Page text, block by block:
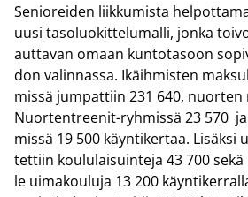
Se­nio­rei­den liik­ku­mis­ta
uusi ta­so­luo­kit­te­lu­mal­li, jonka
aut­ta­van omaan kun­to­ta­soon
don va­lin­nas­sa. Ikäih­mis­ten
mis­sä jum­pat­tiin 231 640,
Nuortentreenit-​ryhmissä 23 570
mis­sä 19 500 käyn­ti­ker­taa. Li­säk­si
tet­tiin kou­lu­lai­suin­te­ja 43 700
le ui­ma­kou­lu­ja 13 200